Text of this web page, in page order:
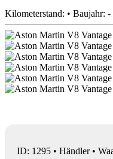
Kilometerstand: • Baujahr: -
ID: 1295 • Händler •